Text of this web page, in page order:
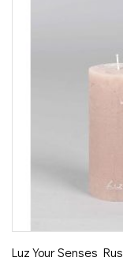
Luz Your Senses